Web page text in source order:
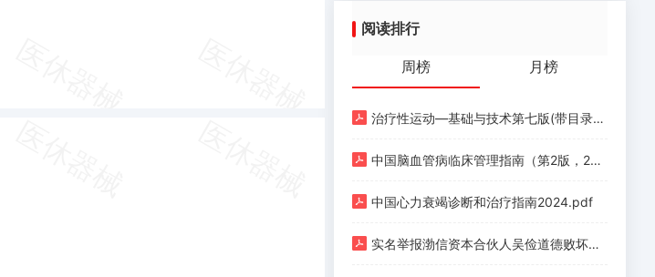
阅读排行
周榜 月榜
治疗性运动—基础与技术第七版(带目录).pdf
中国脑血管病临床管理指南（第2版，2023）.pdf
中国心力衰竭诊断和治疗指南2024.pdf
实名举报渤信资本合伙人吴俭道德败坏、玩弄女性.pdf